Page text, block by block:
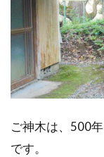
ご神木は、500
です。